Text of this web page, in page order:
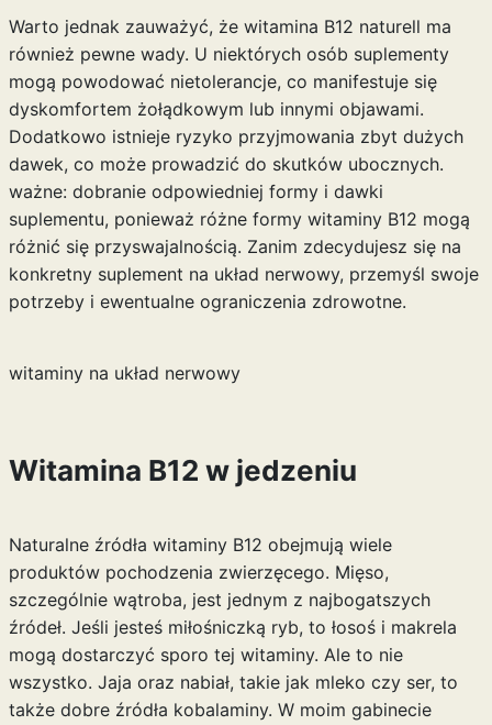
Warto jednak zauważyć, że witamina B12 naturell ma
również pewne wady. U niektórych osób suplementy
mogą powodować nietolerancje, co manifestuje się
dyskomfortem żołądkowym lub innymi objawami.
Dodatkowo istnieje ryzyko przyjmowania zbyt dużych
dawek, co może prowadzić do skutków ubocznych.
ważne: dobranie odpowiedniej formy i dawki
suplementu, ponieważ różne formy witaminy B12 mogą
różnić się przyswajalnością. Zanim zdecydujesz się na
konkretny suplement na układ nerwowy, przemyśl swoje
potrzeby i ewentualne ograniczenia zdrowotne.
witaminy na układ nerwowy
Witamina B12 w jedzeniu
Naturalne źródła witaminy B12 obejmują wiele
produktów pochodzenia zwierzęcego. Mięso,
szczególnie wątroba, jest jednym z najbogatszych
źródeł. Jeśli jesteś miłośniczką ryb, to łosoś i makrela
mogą dostarczyć sporo tej witaminy. Ale to nie
wszystko. Jaja oraz nabiał, takie jak mleko czy ser, to
także dobre źródła kobalaminy. W moim gabinecie